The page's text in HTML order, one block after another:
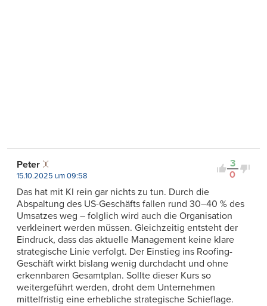
3
0
Peter
15.10.2025 um 09:58
Das hat mit KI rein gar nichts zu tun. Durch die
Abspaltung des US-Geschäfts fallen rund 30–40 % des
Umsatzes weg – folglich wird auch die Organisation
verkleinert werden müssen. Gleichzeitig entsteht der
Eindruck, dass das aktuelle Management keine klare
strategische Linie verfolgt. Der Einstieg ins Roofing-
Geschäft wirkt bislang wenig durchdacht und ohne
erkennbaren Gesamtplan. Sollte dieser Kurs so
weitergeführt werden, droht dem Unternehmen
mittelfristig eine erhebliche strategische Schieflage.